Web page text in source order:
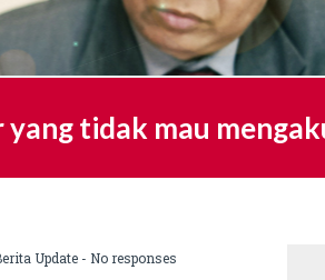
tidak mau
Update - No responses